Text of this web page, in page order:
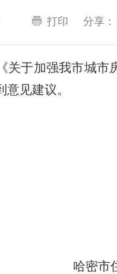
打印 分享：
关于加强我市城市
意见建议。
哈密市